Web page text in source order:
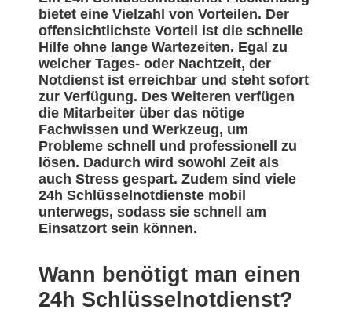
bietet eine Vielzahl von Vorteilen. Der
offensichtlichste Vorteil ist die schnelle
Hilfe ohne lange Wartezeiten. Egal zu
welcher Tages- oder Nachtzeit, der
Notdienst ist erreichbar und steht sofort
zur Verfügung. Des Weiteren verfügen
die Mitarbeiter über das nötige
Fachwissen und Werkzeug, um
Probleme schnell und professionell zu
lösen. Dadurch wird sowohl Zeit als
auch Stress gespart. Zudem sind viele
24h Schlüsselnotdienste mobil
unterwegs, sodass sie schnell am
Einsatzort sein können.
Wann benötigt man einen
24h Schlüsselnotdienst?